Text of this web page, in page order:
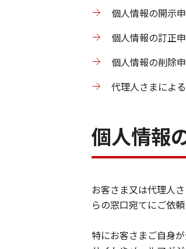
個人情報の開示
個人情報の訂正
個人情報の削除
代理人さまによ
個人情報
お客さま又は代理人
らの窓口宛てにご依
特にお客さまご自身